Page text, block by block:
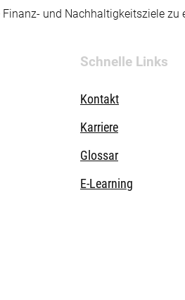
und Nachhaltigkeitsziele
Schnelle Links
Kontakt
Karriere
Glossar
E-Learning